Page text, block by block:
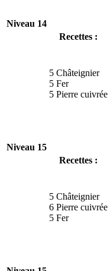
Niveau 14
Recettes :
5 Châteignier
5 Fer
5 Pierre cuivrée
Niveau 15
Recettes :
5 Châteignier
6 Pierre cuivrée
5 Fer